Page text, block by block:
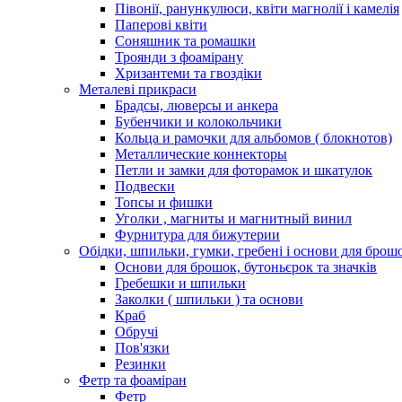
Півонії, ранункулюси, квіти магнолії і камелія
Паперові квіти
Соняшник та ромашки
Троянди з фоамірану
Хризантеми та гвоздіки
Металеві прикраси
Брадсы, люверсы и анкера
Бубенчики и колокольчики
Кольца и рамочки для альбомов ( блокнотов)
Металлические коннекторы
Петли и замки для фоторамок и шкатулок
Подвески
Топсы и фишки
Уголки , магниты и магнитный винил
Фурнитура для бижутерии
Обідки, шпильки, гумки, гребені і основи для
Основи для брошок, бутоньєрок та значків
Гребешки и шпильки
Заколки ( шпильки ) та основи
Краб
Обручі
Пов'язки
Резинки
Фетр та фоаміран
Фетр